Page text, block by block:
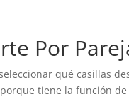
Por
qué casillas
tiene la función